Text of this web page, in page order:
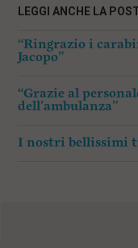
LEGGI ANCHE LA
“Ringrazio i
Jacopo”
“Grazie al
dell’ambulanza”
I nostri bellissimi